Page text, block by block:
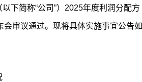
下简称“公司”）2025年度利润分配方
审议通过。现将具体实施事宜公告如